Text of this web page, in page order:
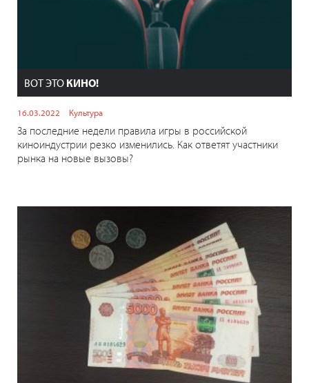
ВОТ ЭТО КИНО!
16.03.2022 Культура
За последние недели правила игры в российской
киноиндустрии резко изменились. Как ответят участники
рынка на новые вызовы?